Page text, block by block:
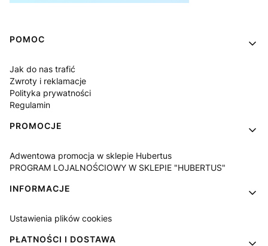
Linki w stopce
POMOC
Jak do nas trafić
Zwroty i reklamacje
Polityka prywatności
Regulamin
PROMOCJE
Adwentowa promocja w sklepie Hubertus
PROGRAM LOJALNOŚCIOWY W SKLEPIE "HUBERTUS"
INFORMACJE
Ustawienia plików cookies
PŁATNOŚCI I DOSTAWA